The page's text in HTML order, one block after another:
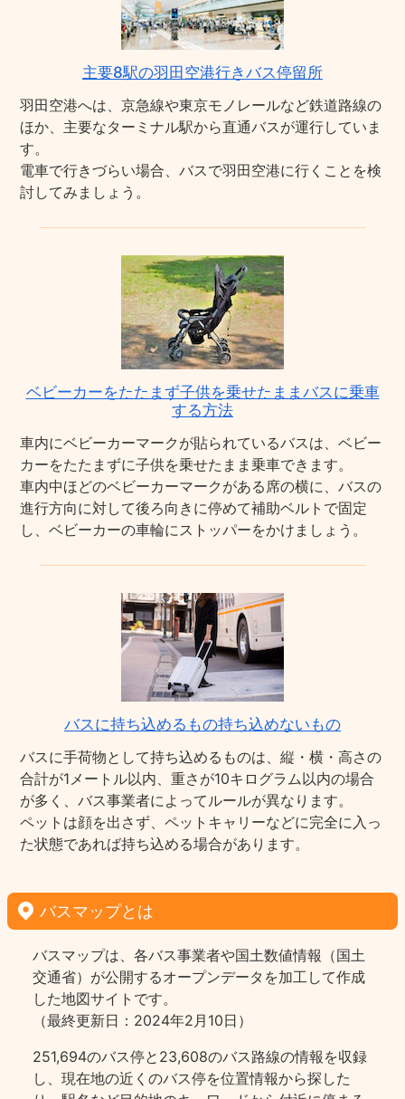
主要8駅の羽田空港行きバス停留所
羽田空港へは、京急線や東京モノレールなど鉄道路線の
ほか、主要なターミナル駅から直通バスが運行していま
す。
電車で行きづらい場合、バスで羽田空港に行くことを検
討してみましょう。
ベビーカーをたたまず子供を乗せたままバスに乗車
する方法
車内にベビーカーマークが貼られているバスは、ベビー
カーをたたまずに子供を乗せたまま乗車できます。
車内中ほどのベビーカーマークがある席の横に、バスの
進行方向に対して後ろ向きに停めて補助ベルトで固定
し、ベビーカーの車輪にストッパーをかけましょう。
バスに持ち込めるもの持ち込めないもの
バスに手荷物として持ち込めるものは、縦・横・高さの
合計が1メートル以内、重さが10キログラム以内の場合
が多く、バス事業者によってルールが異なります。
ペットは顔を出さず、ペットキャリーなどに完全に入っ
た状態であれば持ち込める場合があります。
バスマップとは
バスマップは、各バス事業者や国土数値情報（国土
交通省）が公開するオープンデータを加工して作成
した地図サイトです。
（最終更新日：2024年2月10日）
251,694のバス停と23,608のバス路線の情報を収録
し、現在地の近くのバス停を位置情報から探した